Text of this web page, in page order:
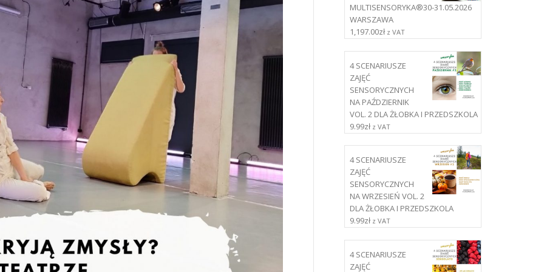
MULTISENSORYKA®30-31.05.2026
WARSZAWA
1,197.00zł z VAT
4 SCENARIUSZE
ZAJĘĆ
SENSORYCZNYCH
NA PAŹDZIERNIK
VOL. 2 DLA ŻŁOBKA I PRZEDSZKOLA
9.99zł z VAT
4 SCENARIUSZE
ZAJĘĆ
SENSORYCZNYCH
NA WRZESIEŃ VOL. 2
DLA ŻŁOBKA I PRZEDSZKOLA
9.99zł z VAT
4 SCENARIUSZE
ZAJĘĆ